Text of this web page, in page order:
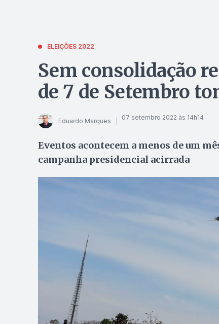
ELEIÇÕES 2022
Sem consolidação
de 7 de Setembro
Eduardo Marques 07 setembro 2022 às 14h14
Eventos acontecem a menos de um
campanha presidencial acirrada